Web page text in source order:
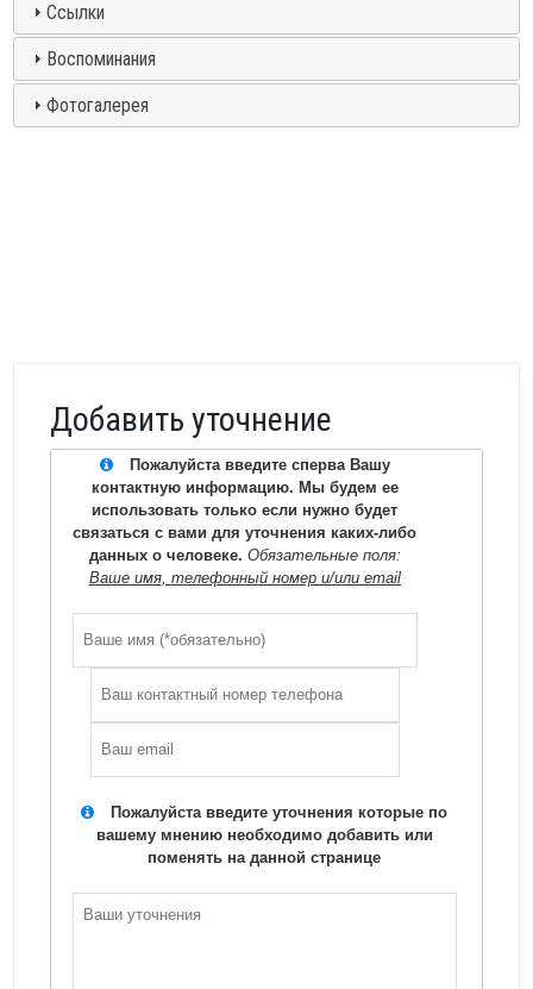
Ссылки
Воспоминания
Фотогалерея
Добавить уточнение
Пожалуйста введите сперва Вашу
контактную информацию. Мы будем ее
использовать только если нужно будет
связаться с вами для уточнения каких-либо
данных о человеке. Обязательные поля:
Ваше имя, телефонный номер и/или email
Пожалуйста введите уточнения которые по
вашему мнению необходимо добавить или
поменять на данной странице